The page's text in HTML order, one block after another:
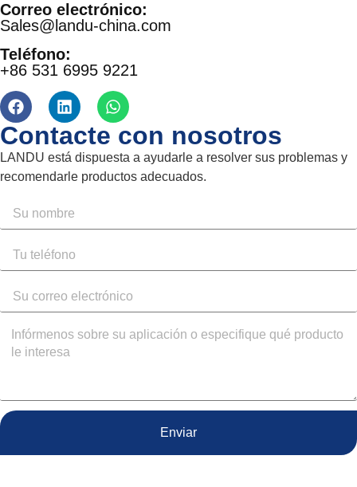
Correo electrónico:
Sales@landu-china.com
Teléfono:
+86 531 6995 9221
Contacte con nosotros
LANDU está dispuesta a ayudarle a resolver sus problemas y
recomendarle productos adecuados.
Enviar